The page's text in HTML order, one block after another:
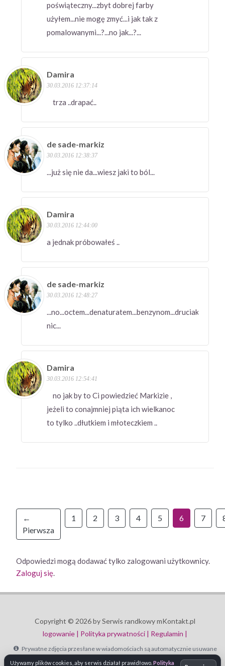
poświąteczny...zbyt dobrej farby
użyłem...nie mogę zmyć...i jak tak z
pomalowanymi...?...no jak...?...
Damira
30.03.2016 12:37:14
trza ..drapać..
de sade-markiz
30.03.2016 12:38:37
...już się nie da...wiesz jaki to ból...
Damira
30.03.2016 12:44:00
a jednak próbowałeś ..
de sade-markiz
30.03.2016 12:48:27
...no...octem...denaturatem...benzynom...druciakiem...i
nic...
Damira
30.03.2016 12:54:41
no jak by to Ci powiedzieć Markizie ,
jeżeli to conajmniej piąta ich wielkanoc
to tylko ..dłutkiem i młoteczkiem ..
←
Pierwsza
1 2 3 4 5 6 7
Odpowiedzi mogą dodawać tylko zalogowani użytkownicy.
Zaloguj się.
Copyright © 2026 by Serwis randkowy mKontakt.pl
logowanie | Polityka prywatności | Regulamin |
Prywatne zdjęcia przesłane w wiadomościach są automatycznie usuwane
Używamy plików cookies, aby serwis działał prawidłowo. Polityka